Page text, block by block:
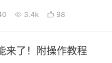
3.4k 98
来了！附操作教程